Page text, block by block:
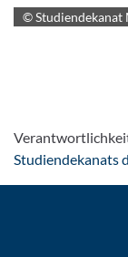
© Studiendekanat
Studiendekanats